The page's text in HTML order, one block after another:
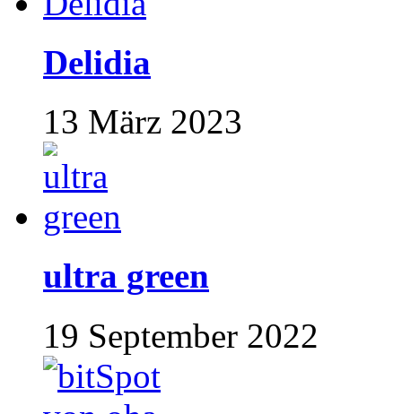
Delidia
13 März 2023
ultra green
19 September 2022